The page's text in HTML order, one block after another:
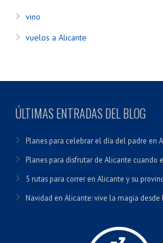
vino
vuelos a Alicante
ÚLTIMAS ENTRADAS DEL BLOG
Planes para celebrar el día del padre en
Planes para disfrutar de Alicante cuando
5 rutas para correr en Alicante y su
Navidad en Alicante: vive la magia desde